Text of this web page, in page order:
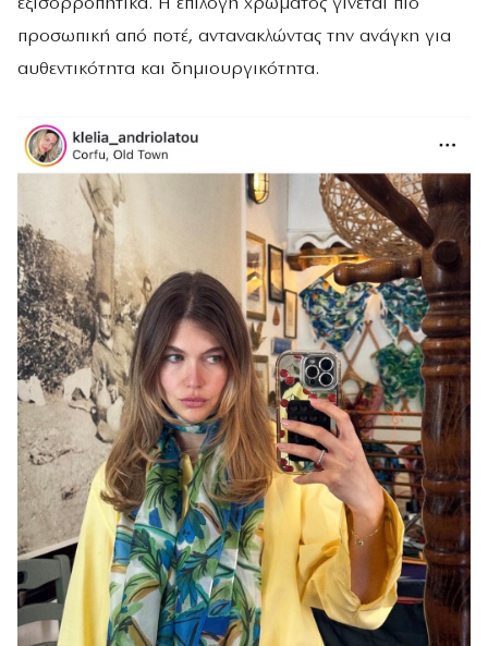
εξισορροπητικά. Η επιλογή χρώματος γίνεται πιο
προσωπική από ποτέ, αντανακλώντας την ανάγκη για
αυθεντικότητα και δημιουργικότητα.